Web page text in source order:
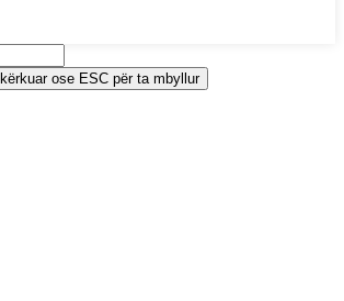
ose ESC për ta mbyllur